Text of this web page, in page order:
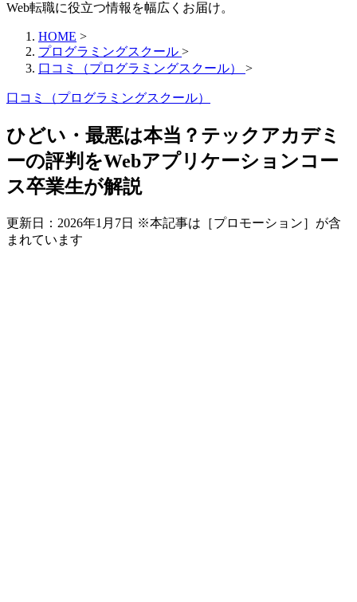
Web転職に役立つ情報を幅広くお届け。
HOME >
プログラミングスクール >
口コミ（プログラミングスクール）
>
口コミ（プログラミングスクール）
ひどい・最悪は本当？テックアカデミ
ーの評判をWebアプリケーションコー
ス卒業生が解説
更新日： 2026年1月7日 ※本記事は［プロモーション］が含
まれています